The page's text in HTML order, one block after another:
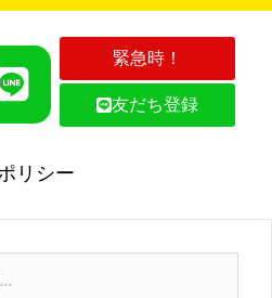
緊急時！
友だち登録
リシー